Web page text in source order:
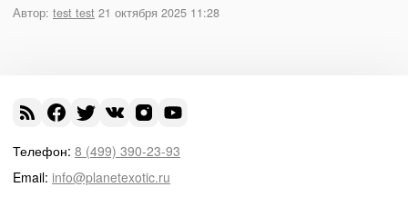
Автор: test test 21 октября 2025 11:28
Телефон: 8 (499) 390-23-93
Email: info@planetexotic.ru